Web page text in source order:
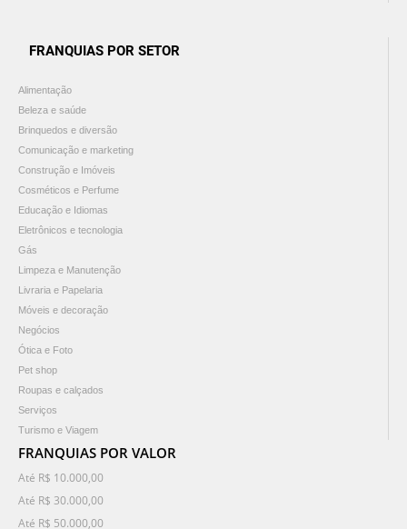
FRANQUIAS POR SETOR
Alimentação
Beleza e saúde
Brinquedos e diversão
Comunicação e marketing
Construção e Imóveis
Cosméticos e Perfume
Educação e Idiomas
Eletrônicos e tecnologia
Gás
Limpeza e Manutenção
Livraria e Papelaria
Móveis e decoração
Negócios
Ótica e Foto
Pet shop
Roupas e calçados
Serviços
Turismo e Viagem
FRANQUIAS POR VALOR
Até R$ 10.000,00
Até R$ 30.000,00
Até R$ 50.000,00